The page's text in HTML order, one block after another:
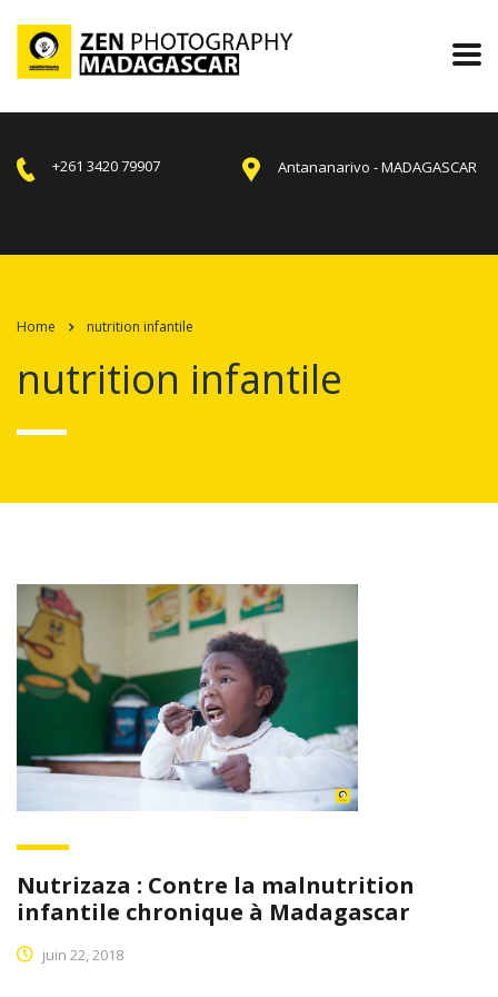
+261 3420 79907 Antananarivo - MADAGASCAR
Home nutrition infantile
nutrition infantile
Nutrizaza : Contre la malnutrition
infantile chronique à Madagascar
juin 22, 2018